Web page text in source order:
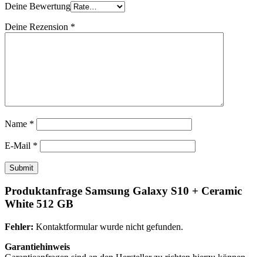
Deine Bewertung
Deine Rezension *
Name *
E-Mail *
Produktanfrage Samsung Galaxy S10 + Ceramic
White 512 GB
Fehler: Kontaktformular wurde nicht gefunden.
Garantiehinweis